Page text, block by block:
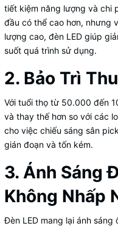
tiết kiệm năng lượng và chi
đầu có thể cao hơn, nhưng
lượng cao, đèn LED giúp
suốt quá trình sử dụng.
2. Bảo Trì
Với tuổi thọ từ 50.000 đến
và thay thế hơn so với các
cho việc chiếu sáng sân
gián đoạn và tốn kém.
3. Ánh Sáng
Không Nhấp
Đèn LED mang lại ánh